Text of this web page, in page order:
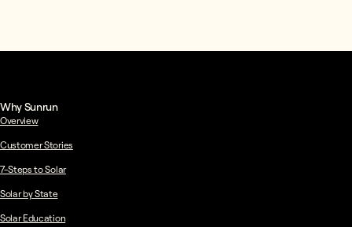
Why Sunrun
Overview
Customer Stories
7-Steps to Solar
Solar by State
Solar Education